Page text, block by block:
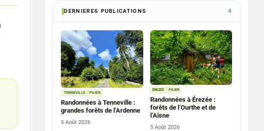
DERNIERES PUBLICATIONS 4
TENNEVILLE PILIER
Randonnées à Tenneville :
grandes forêts de l’Ardenne
5 Août 2026
ÉREZÉE PILIER
Randonnées à Érezée :
forêts de l’Ourthe et de
l’Aisne
5 Août 2026